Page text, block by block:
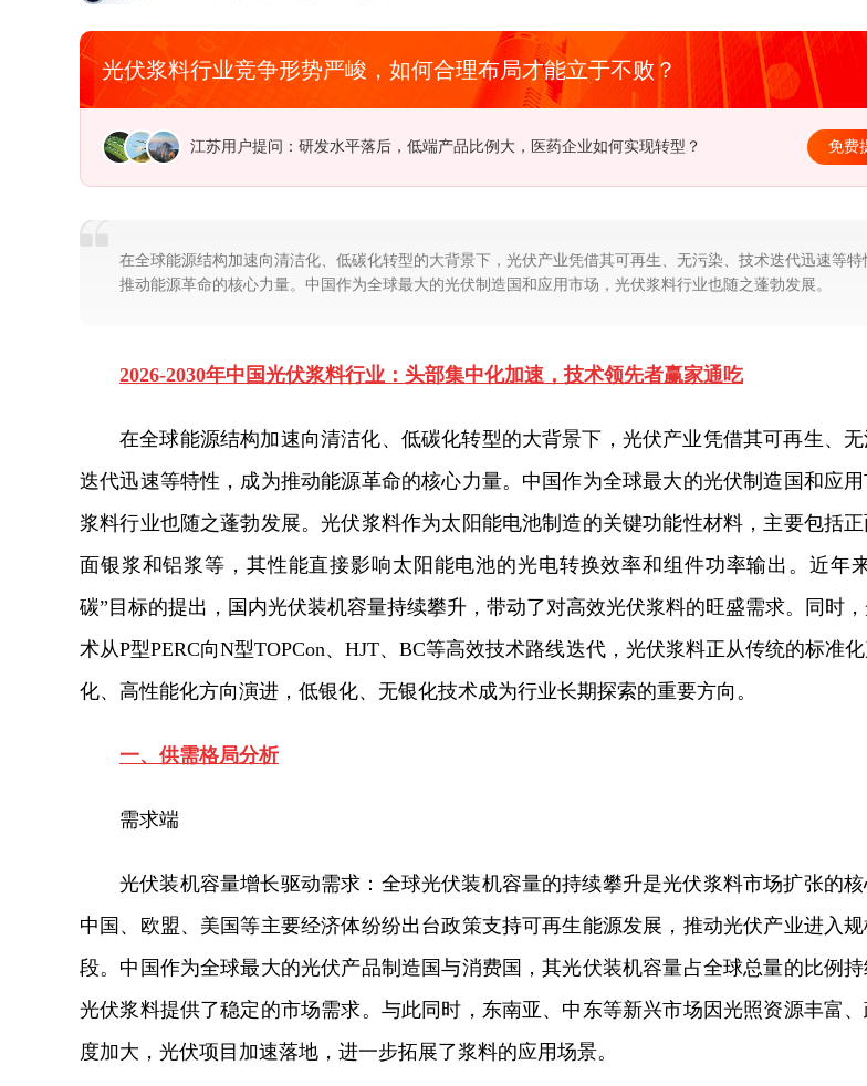
光伏浆料行业竞争形势严峻，如何合理布局才能立于不败？
江苏用户提问：研发水平落后，低端产品比例大，医药企业如何实现转型？ 免费
在全球能源结构加速向清洁化、低碳化转型的大背景下，光伏产业凭借其可再生、无污染、技术迭代迅速等特
推动能源革命的核心力量。中国作为全球最大的光伏制造国和应用市场，光伏浆料行业也随之蓬勃发展。
2026-2030年中国光伏浆料行业：头部集中化加速，技术领先者赢家通吃
在全球能源结构加速向清洁化、低碳化转型的大背景下，光伏产业凭借其可再生、
迭代迅速等特性，成为推动能源革命的核心力量。中国作为全球最大的光伏制造国和应
浆料行业也随之蓬勃发展。光伏浆料作为太阳能电池制造的关键功能性材料，主要包括
面银浆和铝浆等，其性能直接影响太阳能电池的光电转换效率和组件功率输出。近年
碳”目标的提出，国内光伏装机容量持续攀升，带动了对高效光伏浆料的旺盛需求。同时
术从P型PERC向N型TOPCon、HJT、BC等高效技术路线迭代，光伏浆料正从传统的标准
化、高性能化方向演进，低银化、无银化技术成为行业长期探索的重要方向。
一、供需格局分析
需求端
光伏装机容量增长驱动需求：全球光伏装机容量的持续攀升是光伏浆料市场扩张的核
中国、欧盟、美国等主要经济体纷纷出台政策支持可再生能源发展，推动光伏产业进入
段。中国作为全球最大的光伏产品制造国与消费国，其光伏装机容量占全球总量的比例
光伏浆料提供了稳定的市场需求。与此同时，东南亚、中东等新兴市场因光照资源丰富
度加大，光伏项目加速落地，进一步拓展了浆料的应用场景。